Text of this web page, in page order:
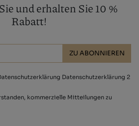
und erhalten Sie 10 %
Rabatt!
ZU ABONNIEREN
Datenschutzerklärung 2
kommerzielle Mitteilungen zu